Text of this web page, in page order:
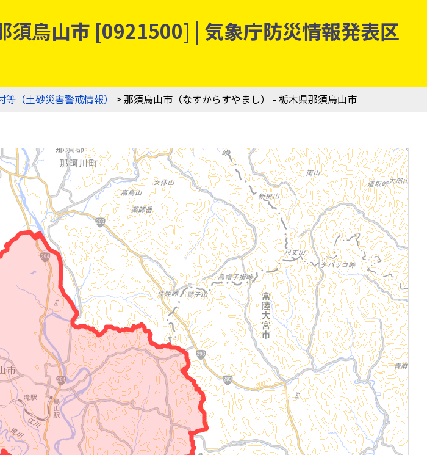
須烏山市 [0921500] | 気象庁防災情報発表区
等（土砂災害警戒情報） > 那須烏山市（なすからすやまし） - 栃木県那須烏山市